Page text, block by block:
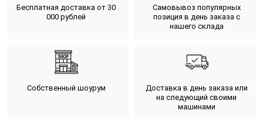
Бесплатная доставка от 30
000 рублей
Самовывоз популярных
позиция в день заказа с
нашего склада
Собственный шоурум
Доставка в день заказа или
на следующий своими
машинами